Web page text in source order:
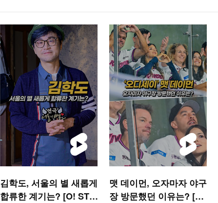
김학도, 서울의 별 새롭게
합류한 계기는? [O! STA
맷 데이먼, 오자마자 야구
장 방문했던 이유는? [O!